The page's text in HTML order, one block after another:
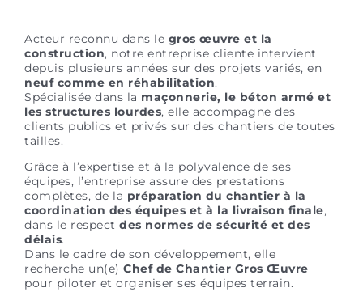
Acteur reconnu dans le gros œuvre et la
construction, notre entreprise cliente intervient
depuis plusieurs années sur des projets variés, en
neuf comme en réhabilitation.
Spécialisée dans la maçonnerie, le béton armé et
les structures lourdes, elle accompagne des
clients publics et privés sur des chantiers de toutes
tailles.
Grâce à l’expertise et à la polyvalence de ses
équipes, l’entreprise assure des prestations
complètes, de la préparation du chantier à la
coordination des équipes et à la livraison finale,
dans le respect des normes de sécurité et des
délais.
Dans le cadre de son développement, elle
recherche un(e) Chef de Chantier Gros Œuvre
pour piloter et organiser ses équipes terrain.